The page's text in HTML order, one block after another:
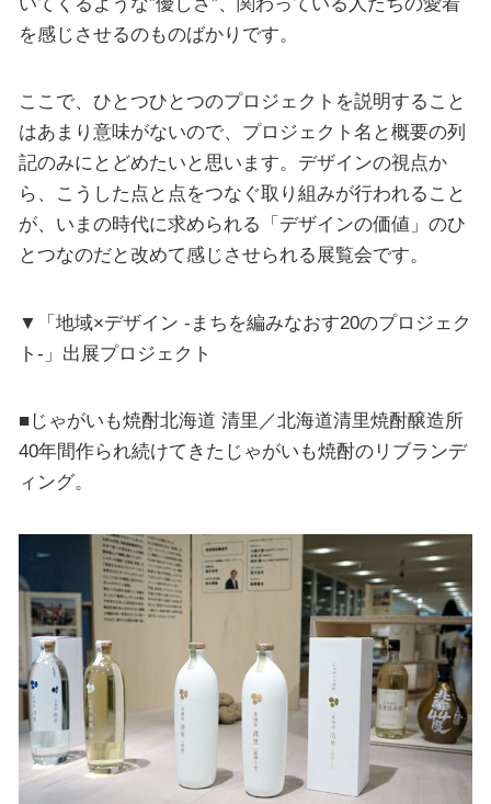
を感じさせるのものばかりです。
ここで、ひとつひとつのプロジェクトを説明すること
はあまり意味がないので、プロジェクト名と概要の列
記のみにとどめたいと思います。デザインの視点か
ら、こうした点と点をつなぐ取り組みが行われること
が、いまの時代に求められる「デザインの価値」のひ
とつなのだと改めて感じさせられる展覧会です。
▼「地域×デザイン -まちを編みなおす20のプロジェク
ト-」出展プロジェクト
■じゃがいも焼酎北海道 清里／北海道清里焼酎醸造所
40年間作られ続けてきたじゃがいも焼酎のリブランデ
ィング。